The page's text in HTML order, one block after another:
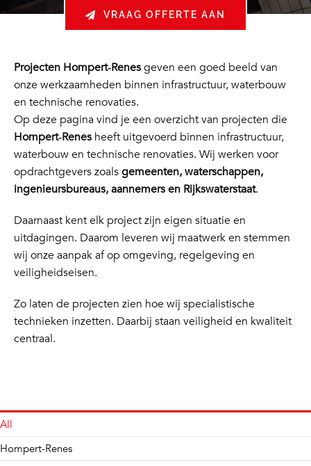
VRAAG OFFERTE AAN
Projecten Hompert‑Renesgeven een goed beeld van
onze werkzaamheden binnen infrastructuur, waterbouw
en technische renovaties.
Op deze pagina vind je een overzicht van projecten die
Hompert‑Renesheeft uitgevoerd binnen infrastructuur,
waterbouw en technische renovaties. Wij werken voor
opdrachtgevers zoalsgemeenten, waterschappen,
ingenieursbureaus, aannemers en Rijkswaterstaat.
Daarnaast kent elk project zijn eigen situatie en
uitdagingen. Daarom leveren wij maatwerk en stemmen
wij onze aanpak af op omgeving, regelgeving en
veiligheidseisen.
Zo laten de projecten zien hoe wij specialistische
technieken inzetten. Daarbij staan veiligheid en kwaliteit
centraal.
All
Hompert-Renes